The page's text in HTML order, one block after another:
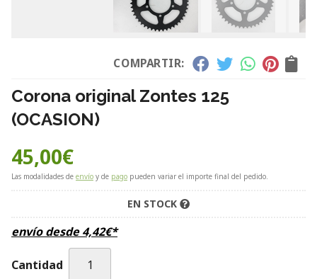
COMPARTIR:
Corona original Zontes 125
(OCASION)
45,00€
Las modalidades de envío y de pago pueden variar el importe final del pedido.
EN STOCK
envío desde4,42€*
Cantidad